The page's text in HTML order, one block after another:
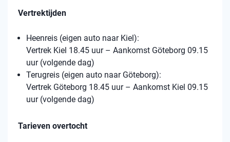
Vertrektijden
Heenreis (eigen auto naar Kiel):
Vertrek Kiel 18.45 uur – Aankomst Göteborg 09.15
uur (volgende dag)
Terugreis (eigen auto naar Göteborg):
Vertrek Göteborg 18.45 uur – Aankomst Kiel 09.15
uur (volgende dag)
Tarieven overtocht